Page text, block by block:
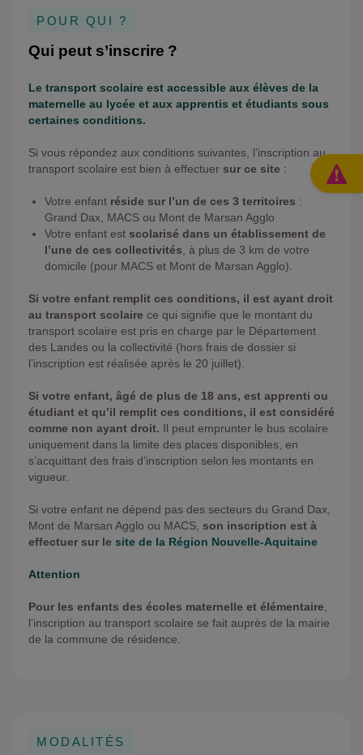
Qui peut s’inscrire ?
POUR QUI ?
Le transport scolaire est accessible aux élèves de la
maternelle au lycée et aux apprentis et étudiants sous
certaines conditions.
Si vous répondez aux conditions suivantes, l’inscription au
transport scolaire est bien à effectuer sur ce site :
Votre enfant réside sur l’un de ces 3 territoires :
Grand Dax, MACS ou Mont de Marsan Agglo
Votre enfant est scolarisé dans un établissement de
l’une de ces collectivités, à plus de 3 km de votre
domicile (pour MACS et Mont de Marsan Agglo).
Si votre enfant remplit ces conditions, il est ayant droit
au transport scolaire ce qui signifie que le montant du
transport scolaire est pris en charge par le Département
des Landes ou la collectivité (hors frais de dossier si
l’inscription est réalisée après le 20 juillet).
Si votre enfant, âgé de plus de 18 ans, est apprenti ou
étudiant et qu’il remplit ces conditions, il est considéré
comme non ayant droit. Il peut emprunter le bus scolaire
uniquement dans la limite des places disponibles, en
s’acquittant des frais d’inscription selon les montants en
vigueur.
Si votre enfant ne dépend pas des secteurs du Grand Dax,
Mont de Marsan Agglo ou MACS, son inscription est à
effectuer sur le site de la Région Nouvelle-Aquitaine
Attention
Pour les enfants des écoles maternelle et élémentaire,
l’inscription au transport scolaire se fait auprès de la mairie
de la commune de résidence.
MODALITÉS